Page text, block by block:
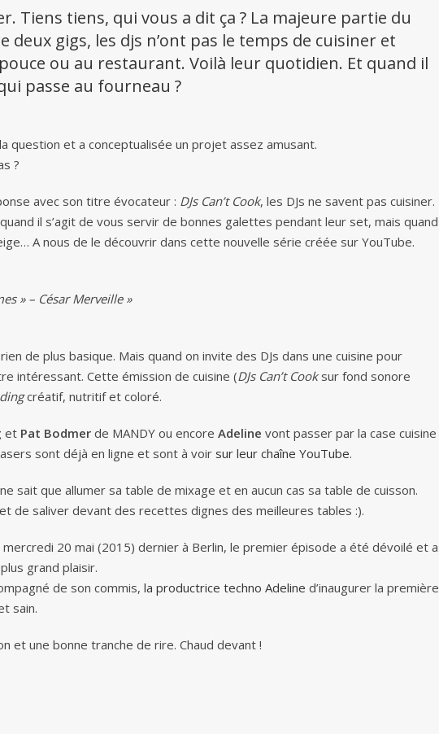
Tiens tiens, qui vous a dit ça ? La majeure partie du
gigs, les djs n’ont pas le temps de cuisiner et
ou au restaurant. Voilà leur quotidien. Et quand il
passe au fourneau ?
question et a conceptualisée un projet assez amusant.
?
avec son titre évocateur : DJs Can’t Cook, les DJs ne savent pas cuisiner.
il s’agit de vous servir de bonnes galettes pendant leur set, mais quand
A nous de le découvrir dans cette nouvelle série créée sur YouTube.
» – César Merveille »
de plus basique. Mais quand on invite des DJs dans une cuisine pour
intéressant. Cette émission de cuisine (DJs Can’t Cooksur fond sonore
créatif, nutritif et coloré.
et Pat Bodmer de MANDY ou encore Adeline vont passer par la case cuisine
sont déjà en ligne et sont à voir sur leur chaîne YouTube.
sait que allumer sa table de mixage et en aucun cas sa table de cuisson.
de saliver devant des recettes dignes des meilleures tables :).
20 mai (2015) dernier à Berlin, le premier épisode a été dévoilé et a
grand plaisir.
de son commis, la productrice techno Adeline d’inaugurer la première
sain.
et une bonne tranche de rire. Chaud devant !